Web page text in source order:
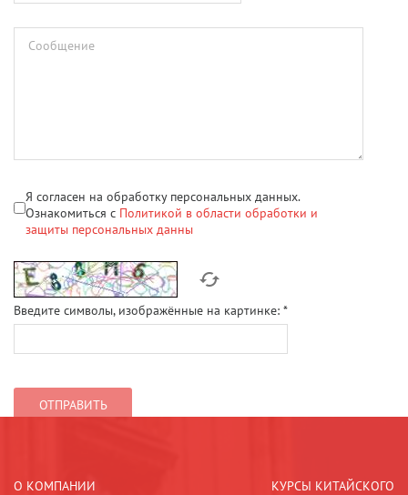
Я согласен на обработку персональных данных.
Ознакомиться с Политикой в области обработки и
защиты персональных данны
Введите символы, изображённые на картинке: *
О КОМПАНИИ КУРСЫ КИТАЙСКОГО